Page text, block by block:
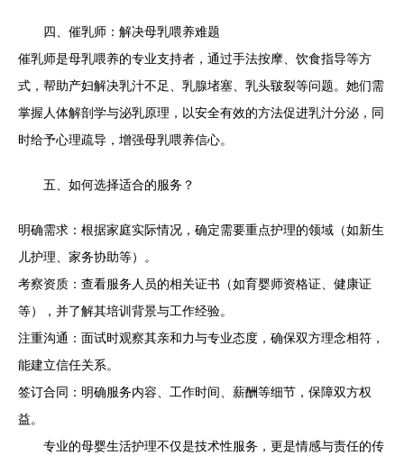
四、催乳师：解决母乳喂养难题
催乳师是母乳喂养的专业支持者，通过手法按摩、饮食指导等方
式，帮助产妇解决乳汁不足、乳腺堵塞、乳头皲裂等问题。她们需
掌握人体解剖学与泌乳原理，以安全有效的方法促进乳汁分泌，同
时给予心理疏导，增强母乳喂养信心。
五、如何选择适合的服务？
明确需求：根据家庭实际情况，确定需要重点护理的领域（如新生
儿护理、家务协助等）。
考察资质：查看服务人员的相关证书（如育婴师资格证、健康证
等），并了解其培训背景与工作经验。
注重沟通：面试时观察其亲和力与专业态度，确保双方理念相符，
能建立信任关系。
签订合同：明确服务内容、工作时间、薪酬等细节，保障双方权
益。
专业的母婴生活护理不仅是技术性服务，更是情感与责任的传